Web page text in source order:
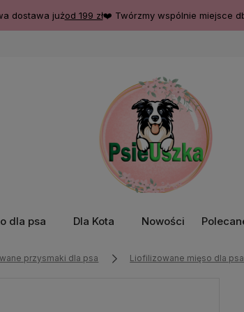
dostawa jużod 199 zł❤️ Twórzmy wspólnie miejsce
dla psa Dla Kota Nowości
przysmaki dla psa Liofilizowane mięso dla psa